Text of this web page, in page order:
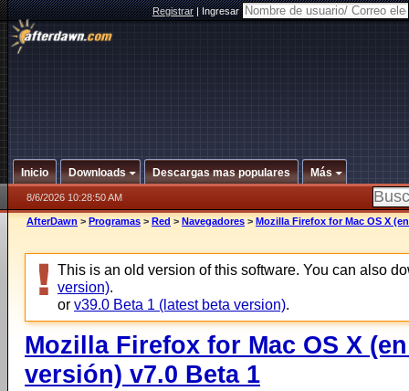
Registrar|Ingresar
Inicio Downloads Descargas mas populares Más
8/6/2026 10:28:50 AM
AfterDawn > Programas > Red > Navegadores > Mozilla Firefox for Mac OS X
This is an old version of this software. You can also
version).
or v39.0 Beta 1 (latest beta version).
Mozilla Firefox for Mac OS X
versión) v7.0 Beta 1